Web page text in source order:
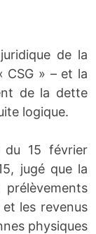
de la
CSG » – et la
de la dette
logique.
du 15 février
jugé que la
les revenus
physiques